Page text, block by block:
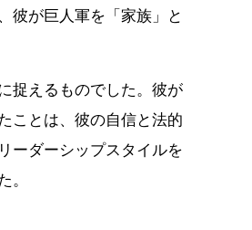
彼が巨人軍を「家族」と
捉えるものでした。彼が
ことは、彼の自信と法的
ーダーシップスタイルを
。